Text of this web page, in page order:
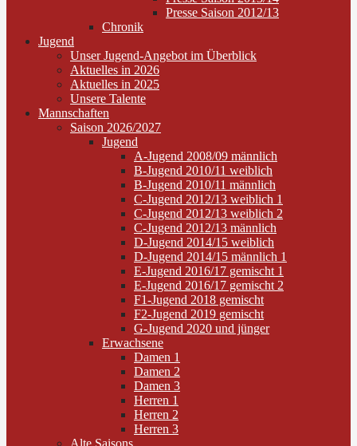
Presse Saison 2012/13
Chronik
Jugend
Unser Jugend-Angebot im Überblick
Aktuelles in 2026
Aktuelles in 2025
Unsere Talente
Mannschaften
Saison 2026/2027
Jugend
A-Jugend 2008/09 männlich
B-Jugend 2010/11 weiblich
B-Jugend 2010/11 männlich
C-Jugend 2012/13 weiblich 1
C-Jugend 2012/13 weiblich 2
C-Jugend 2012/13 männlich
D-Jugend 2014/15 weiblich
D-Jugend 2014/15 männlich 1
E-Jugend 2016/17 gemischt 1
E-Jugend 2016/17 gemischt 2
F1-Jugend 2018 gemischt
F2-Jugend 2019 gemischt
G-Jugend 2020 und jünger
Erwachsene
Damen 1
Damen 2
Damen 3
Herren 1
Herren 2
Herren 3
Alte Saisons